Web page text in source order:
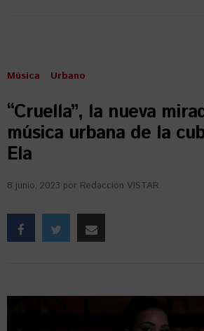
Música Urbano
“Cruella”, la nueva
música urbana de la
Ela
8 junio, 2023 por Redacción VISTAR